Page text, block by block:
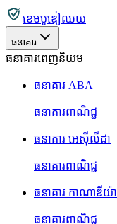
ខេមបូឌៀឈយ
ធនាគារ
ធនាគារពេញនិយម
ធនាគារ ABA
ធនាគារពាណិជ្ជ
ធនាគារ អេស៊ីលីដា
ធនាគារពាណិជ្ជ
ធនាគារ កាណាឌីយ៉ា
ធនាគារពាណិជ្ជ